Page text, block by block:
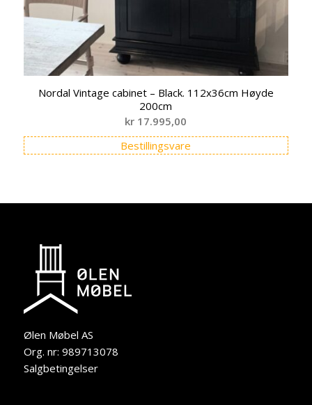
Nordal Vintage cabinet – Black. 112x36cm Høyde
200cm
kr 17.995,00
Bestillingsvare
Ølen Møbel AS
Org. nr: 989713078
Salgbetingelser